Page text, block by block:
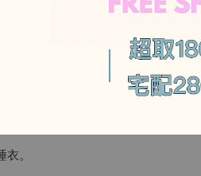
，布料為連接不裁斷）
。